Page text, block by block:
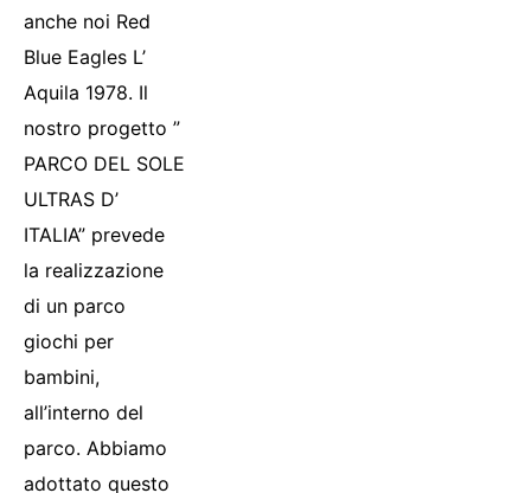
anche noi Red
Blue Eagles L’
Aquila 1978. Il
nostro progetto ”
PARCO DEL SOLE
ULTRAS D’
ITALIA” prevede
la realizzazione
di un parco
giochi per
bambini,
all’interno del
parco. Abbiamo
adottato questo